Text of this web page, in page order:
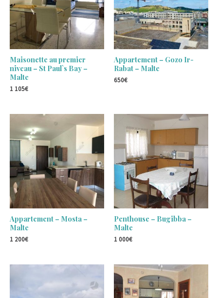
Maisonette au premier
niveau – St Paul`s Bay –
Malte
1 105€
Appartement – Gozo Ir-
Rabat – Malte
650€
Appartement – Mosta –
Malte
1 200€
Penthouse – Bugibba –
Malte
1 000€